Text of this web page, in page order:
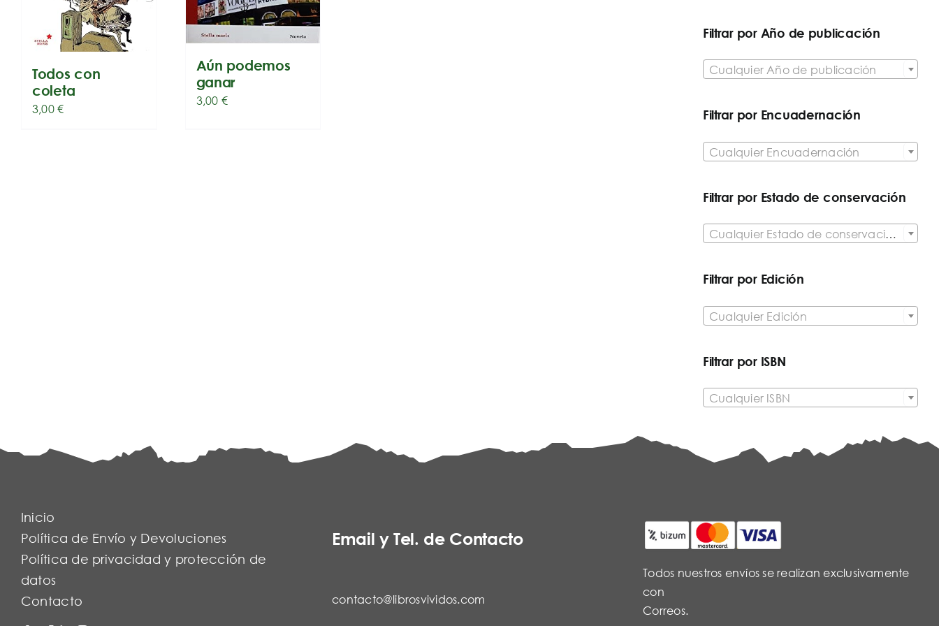
Todos con
coleta
3,00€
Aún podemos
ganar
3,00 €
Filtrar por Año de publicación
Cualquier Año de publicación
Filtrar por Encuadernación
Cualquier Encuadernación
Filtrar por Estado de conservación
Cualquier Estado de conservación del artículo
Filtrar por Edición
Cualquier Edición
Filtrar por ISBN
Cualquier ISBN
Inicio
Política de Envío y Devoluciones
Política de privacidad y protección de
datos
Contacto
Email y Tel. de Contacto
contacto@librosvividos.com
Todos nuestros envíos se realizan exclusivamente
con
Correos.